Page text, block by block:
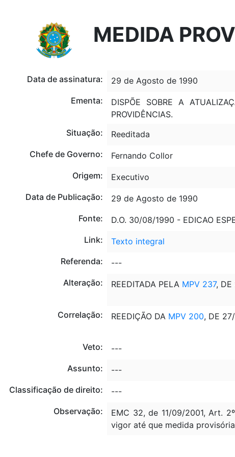
MEDIDA
Data de assinatura:
29 de Agosto de 1990
Ementa:
DISPÕE SOBRE A
PROVIDÊNCIAS.
Situação:
Reeditada
Chefe de Governo:
Fernando Collor
Origem:
Executivo
Data de Publicação:
29 de Agosto de 1990
Fonte:
D.O. 30/08/1990 - EDICAO
Link:
Texto integral
Referenda:
---
Alteração:
REEDITADA PELAMPV 237, DE
Correlação: REEDIÇÃO DAMPV 200, DE
Veto:
---
Assunto:
---
Classificação de direito:
---
Observação:
EMC 32, de 11/09/2001, Art.
vigor até que medida